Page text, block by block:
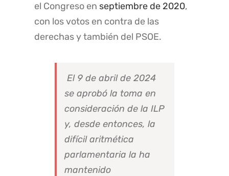
el Congreso en septiembre de 2020,
con los votos en contra de las
derechas y también del PSOE.
El 9 de abril de 2024
se aprobó la toma en
consideración de la ILP
y, desde entonces, la
difícil aritmética
parlamentaria la ha
mantenido